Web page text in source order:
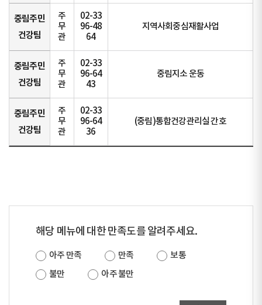
중림주민
건강팀
주
무
관
02-33
96-48
64
지역사회중심재활사업
중림주민
건강팀
주
무
관
02-33
96-64
43
중림지소 운동
중림주민
건강팀
주
무
관
02-33
96-64
36
(중림)통합건강관리실 간호
해당 메뉴에 대한 만족도를 알려주세요.
아주 만족 만족
보통
불만
아주 불만